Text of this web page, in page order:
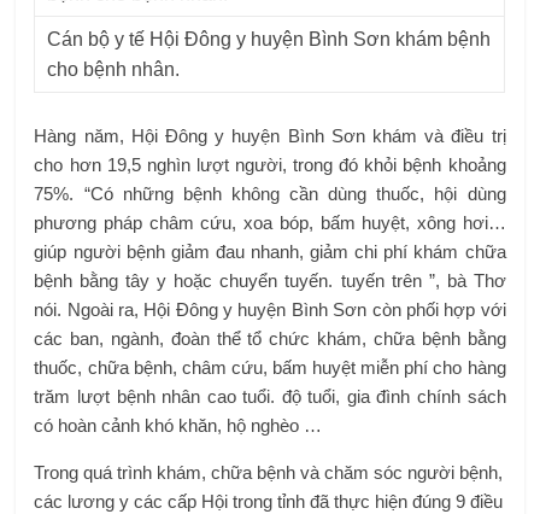
Cán bộ y tế Hội ​​Đông y huyện Bình Sơn khám bệnh
cho bệnh nhân.
Hàng năm, Hội Đông y huyện Bình Sơn khám và điều trị
cho hơn 19,5 nghìn lượt người, trong đó khỏi bệnh khoảng
75%. “Có những bệnh không cần dùng thuốc, hội dùng
phương pháp châm cứu, xoa bóp, bấm huyệt, xông hơi…
giúp người bệnh giảm đau nhanh, giảm chi phí khám chữa
bệnh bằng tây y hoặc chuyển tuyến. tuyến trên ”, bà Thơ
nói. Ngoài ra, Hội Đông y huyện Bình Sơn còn phối hợp với
các ban, ngành, đoàn thể tổ chức khám, chữa bệnh bằng
thuốc, chữa bệnh, châm cứu, bấm huyệt miễn phí cho hàng
trăm lượt bệnh nhân cao tuổi. độ tuổi, gia đình chính sách
có hoàn cảnh khó khăn, hộ nghèo …
Trong quá trình khám, chữa bệnh và chăm sóc người bệnh,
các lương y các cấp Hội trong tỉnh đã thực hiện đúng 9 điều